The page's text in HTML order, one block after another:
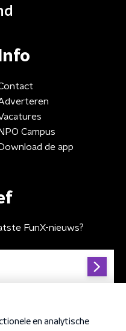
Info
Campus
de app
FunX-nieuws?